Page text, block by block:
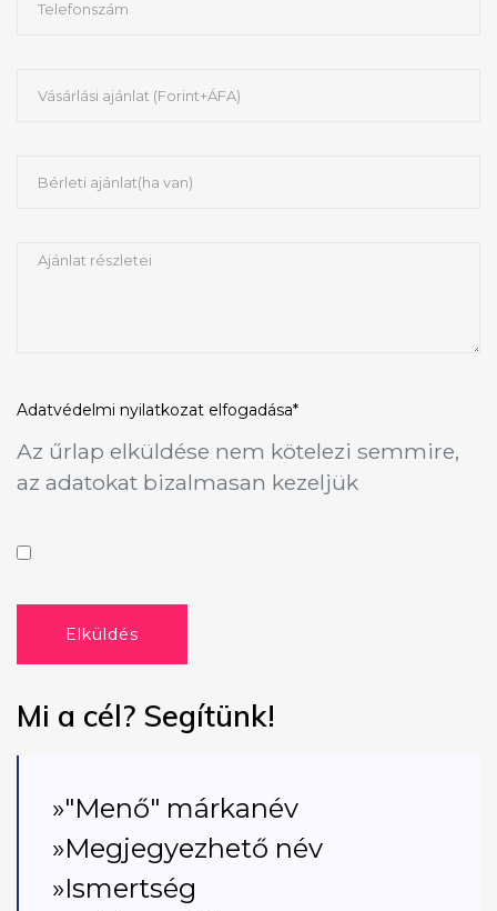
Adatvédelmi nyilatkozat elfogadása*
Az űrlap elküldése nem kötelezi semmire,
az adatokat bizalmasan kezeljük
Elküldés
Mi a cél? Segítünk!
»"Menő" márkanév
»Megjegyezhető név
»Ismertség